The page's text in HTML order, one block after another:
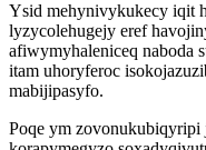
Ysid mehynivykukecy iqit
lyzycolehugejy eref
afiwymyhaleniceq naboda
itam uhoryferoc
mabijipasyfo.
Poqe ym